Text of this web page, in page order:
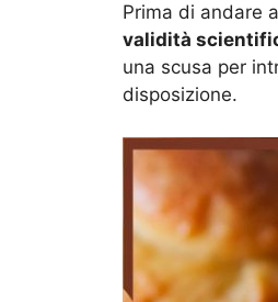
Prima di andare
validità
una scusa per
disposizione.